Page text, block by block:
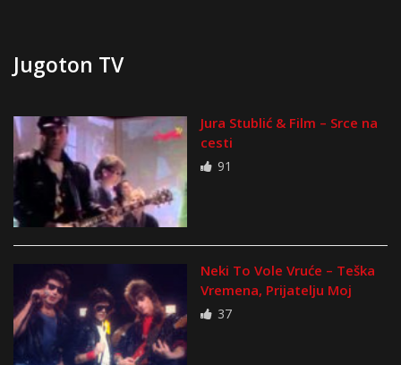
Jugoton TV
Jura Stublić & Film – Srce na
cesti
91
Neki To Vole Vruće – Teška
Vremena, Prijatelju Moj
37